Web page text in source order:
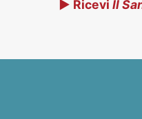
▶ RiceviIl